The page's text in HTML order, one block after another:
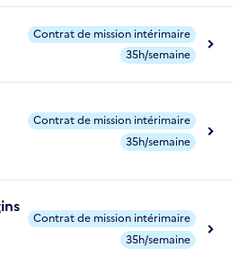
Contrat de mission intérimaire
35h/semaine
Contrat de mission intérimaire
35h/semaine
Contrat de mission intérimaire
35h/semaine